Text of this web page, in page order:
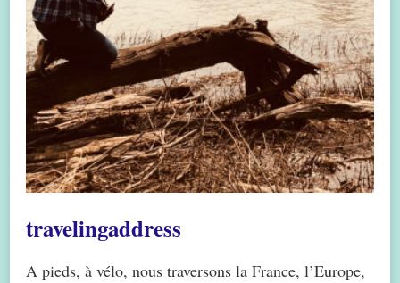
travelingaddress
A pieds, à vélo, nous traversons la France, l’Europe,